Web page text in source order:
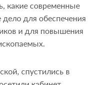
какие современные
для обеспечения
и для повышения
спустились в